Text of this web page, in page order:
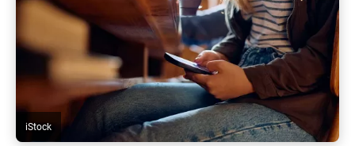
iStock